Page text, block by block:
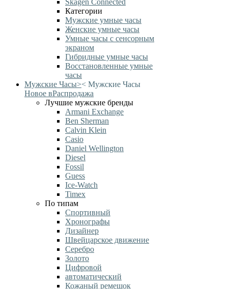
Skagen Connected
Категории
Мужские умные часы
Женские умные часы
Умные часы с сенсорным
экраном
Гибридные умные часы
Восстановленные умные
часы
Мужские Часы>< Мужские Часы
Новое вРаспродажа
Лучшие мужские бренды
Armani Exchange
Ben Sherman
Calvin Klein
Casio
Daniel Wellington
Diesel
Fossil
Guess
Ice-Watch
Timex
По типам
Спортивный
Хронографы
Дизайнер
Швейцарское движение
Серебро
Золото
Цифровой
автоматический
Кожаный ремешок